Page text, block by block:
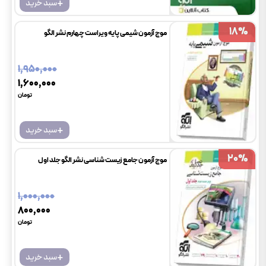
سبد خرید
موج آزمون شیمی پایه ویراست چهارم نشر الگو
+سبد خرید
۱٬۹۵۰٬۰۰۰
۱٬۶۰۰٬۰۰۰
تومان
18%
18%
موج آزمون جامع زیست شناسی نشر الگو جلد اول
+سبد خرید
۱٬۰۰۰٬۰۰۰
۸۰۰٬۰۰۰
تومان
20%
20%